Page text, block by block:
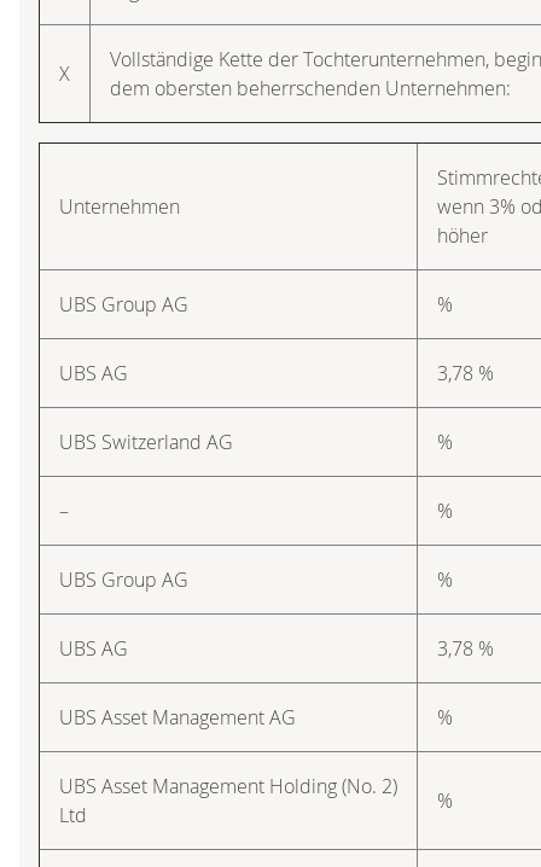
X
Vollständige Kette der Tochterunternehmen,
dem obersten beherrschenden Unternehmen:
Unternehmen
wenn 3%
höher
UBS Group AG %
UBS AG 3,78 %
UBS Switzerland AG %
– %
UBS Group AG %
UBS AG 3,78 %
UBS Asset Management AG %
UBS Asset Management Holding (No. 2)
Ltd
%